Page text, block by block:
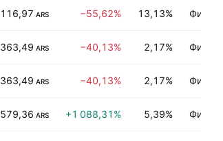
116,97 ARS −55,62% 13,13%
363,49 ARS −40,13% 2,17%
363,49 ARS −40,13% 2,17%
579,36 ARS +1 088,31% 5,39%